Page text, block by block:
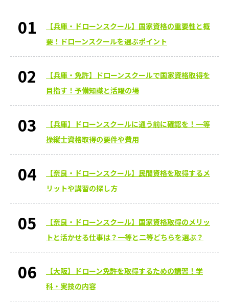
【兵庫・ドローンスクール】国家資格の重要性と概
要！ドローンスクールを選ぶポイント
【兵庫・免許】ドローンスクールで国家資格取得を
目指す！予備知識と活躍の場
【兵庫】ドローンスクールに通う前に確認を！一等
操縦士資格取得の要件や費用
【奈良・ドローンスクール】民間資格を取得するメ
リットや講習の探し方
【奈良・ドローンスクール】国家資格取得のメリッ
トと活かせる仕事は？一等と二等どちらを選ぶ？
【大阪】ドローン免許を取得するための講習！学
科・実技の内容